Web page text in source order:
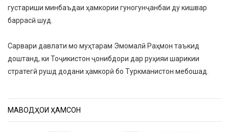
густариши минбаъдаи ҳамкории гуногунҷанбаи ду кишвар
баррасӣ шуд.
Сарвари давлати мо муҳтарам Эмомалӣ Раҳмон таъкид
доштанд, ки Тоҷикистон ҷонибдори дар руҳияи шарикии
стратегӣ рушд додани ҳамкорӣ бо Туркманистон мебошад.
МАВОДҲОИ ҲАМСОН